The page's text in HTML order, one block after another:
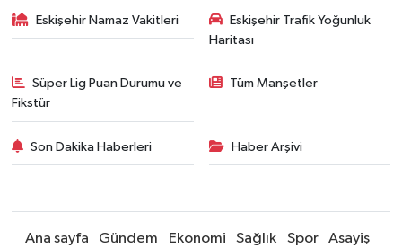
Eskişehir Namaz Vakitleri
Eskişehir Trafik Yoğunluk
Haritası
Süper Lig Puan Durumu ve
Fikstür
Tüm Manşetler
Son Dakika Haberleri Haber Arşivi
Ana sayfa Gündem Ekonomi Sağlık Spor
Asayiş